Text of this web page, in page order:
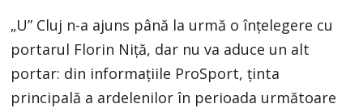
„U” Cluj n-a ajuns până la urmă o înțelegere cu
portarul Florin Niță, dar nu va aduce un alt
portar: din informațiile ProSport, ținta
principală a ardelenilor în perioada următoare